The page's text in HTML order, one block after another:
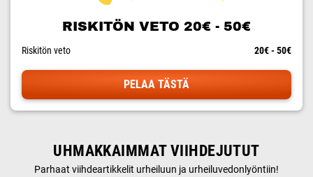
RISKITÖN VETO 20€ - 50€
Riskitön veto 20€ - 50€
PELAA TÄSTÄ
UHMAKKAIMMAT VIIHDEJUTUT
Parhaat viihdeartikkelit urheiluun ja urheiluvedonlyöntiin!